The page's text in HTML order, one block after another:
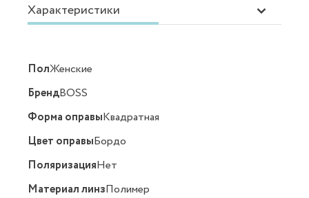
Характеристики
ПолЖенские
БрендBOSS
Форма оправыКвадратная
Цвет оправыБордо
ПоляризацияНет
Материал линзПолимер